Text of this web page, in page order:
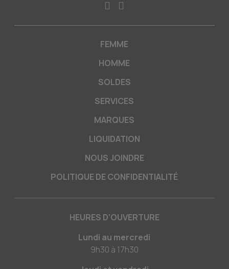
FEMME
HOMME
SOLDES
SERVICES
MARQUES
LIQUIDATION
NOUS JOINDRE
POLITIQUE DE CONFIDENTIALITÉ
HEURES D'OUVERTURE
Lundi au mercredi
9h30 à 17h30